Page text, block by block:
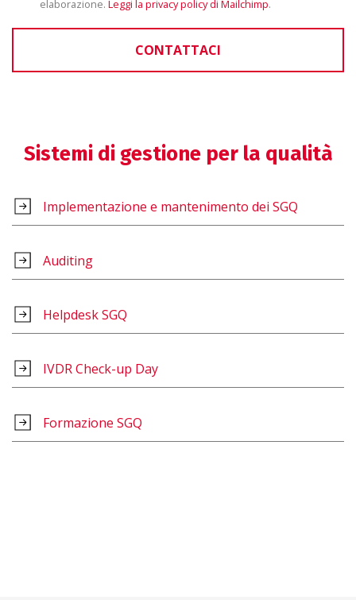
elaborazione. Leggi la privacy policy di Mailchimp.
CONTATTACI
Sistemi di gestione per la qualità
Implementazione e mantenimento dei SGQ
Auditing
Helpdesk SGQ
IVDR Check-up Day
Formazione SGQ